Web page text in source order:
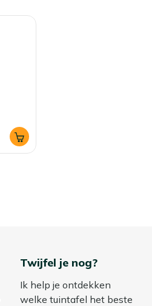
Twijfel je nog?
Ik help je ontdekken
welke tuintafel het beste